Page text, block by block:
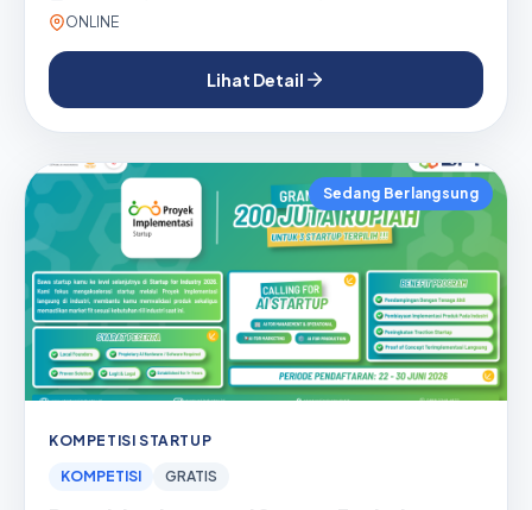
ONLINE
Lihat Detail
Sedang Berlangsung
KOMPETISI STARTUP
KOMPETISI
GRATIS